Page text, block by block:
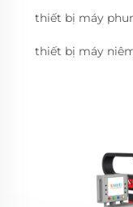
thiết bị máy
thiết bị máy